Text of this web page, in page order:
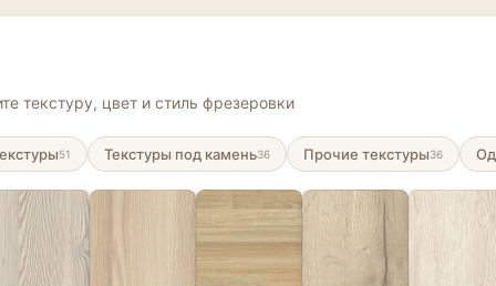
текстуру, цвет и стиль фрезеровки
51 Текстуры под камень36 Прочие текстуры36